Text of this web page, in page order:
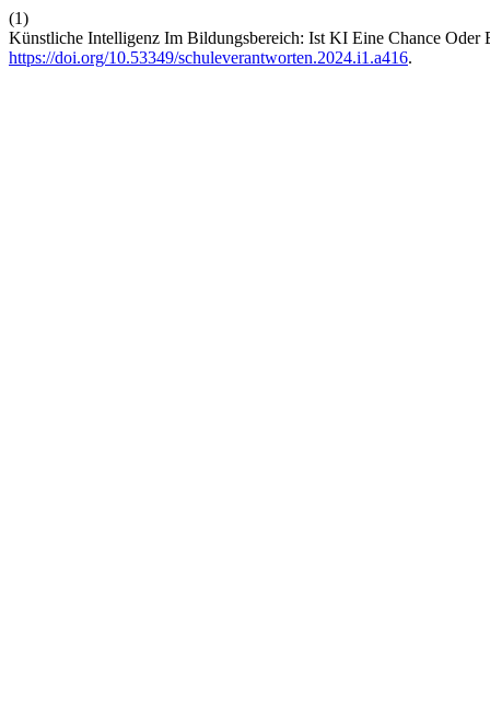
(1)
Künstliche Intelligenz Im Bildungsbereich: Ist KI Eine Chance Oder
https://doi.org/10.53349/schuleverantworten.2024.i1.a416.